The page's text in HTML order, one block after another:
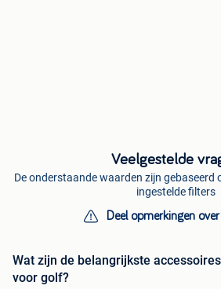
Veelgestelde
De onderstaande waarden zijn gebaseerd
ingestelde filters
Deel opmerkingen
Wat zijn de belangrijkste
voor golf?